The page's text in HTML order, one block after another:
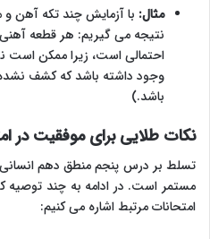
مثال: با آزمایش چند تکه آهن و
نتیجه می گیریم: هر قطعه
احتمالی است، زیرا ممکن
وجود داشته باشد که کشف
باشد.)
نکات طلایی برای موفقیت در
تسلط بر درس پنجم منطق دهم
مستمر است. در ادامه به چند
امتحانات مرتبط اشاره می کنیم: